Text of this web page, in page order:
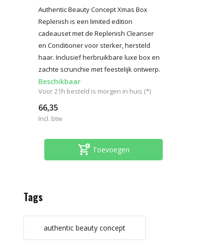
Authentic Beauty Concept Xmas Box
Replenish is een limited edition
cadeauset met de Replenish Cleanser
en Conditioner voor sterker, hersteld
haar. Inclusief herbruikbare luxe box en
zachte scrunchie met feestelijk ontwerp.
Beschikbaar
Voor 21h besteld is morgen in huis (*)
66,35
Incl. btw
Toevoegen
Tags
authentic beauty concept